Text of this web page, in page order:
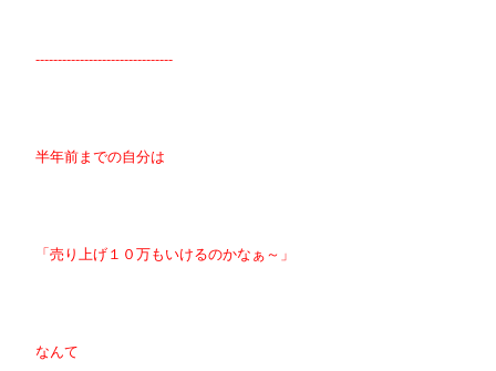
-------------------------------
半年前までの自分は
「売り上げ１０万もいけるのかなぁ～」
なんて